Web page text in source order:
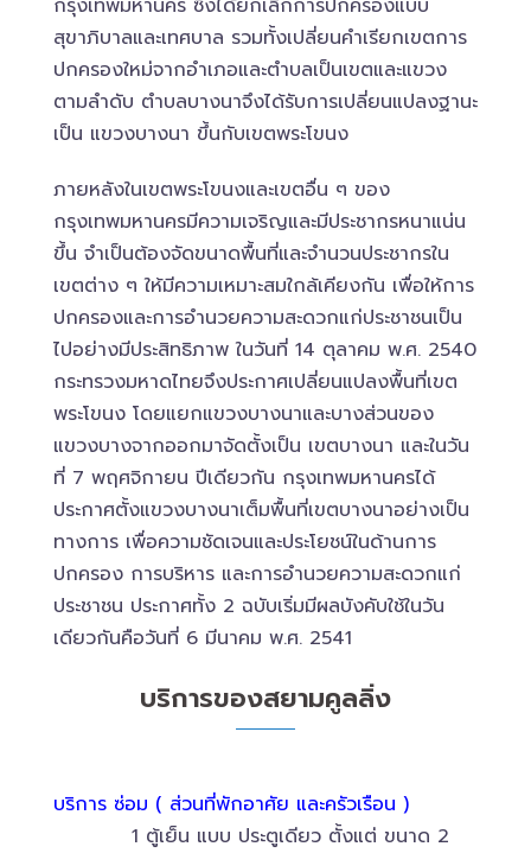
กรุงเทพมหานคร ซึ่งได้ยกเลิกการปกครองแบบ
สุขาภิบาลและเทศบาล รวมทั้งเปลี่ยนคำเรียกเขตการ
ปกครองใหม่จากอำเภอและตำบลเป็นเขตและแขวง
ตามลำดับ ตำบลบางนาจึงได้รับการเปลี่ยนแปลงฐานะ
เป็น แขวงบางนา ขึ้นกับเขตพระโขนง
ภายหลังในเขตพระโขนงและเขตอื่น ๆ ของ
กรุงเทพมหานครมีความเจริญและมีประชากรหนาแน่น
ขึ้น จำเป็นต้องจัดขนาดพื้นที่และจำนวนประชากรใน
เขตต่าง ๆ ให้มีความเหมาะสมใกล้เคียงกัน เพื่อให้การ
ปกครองและการอำนวยความสะดวกแก่ประชาชนเป็น
ไปอย่างมีประสิทธิภาพ ในวันที่ 14 ตุลาคม พ.ศ. 2540
กระทรวงมหาดไทยจึงประกาศเปลี่ยนแปลงพื้นที่เขต
พระโขนง โดยแยกแขวงบางนาและบางส่วนของ
แขวงบางจากออกมาจัดตั้งเป็น เขตบางนา และในวัน
ที่ 7 พฤศจิกายน ปีเดียวกัน กรุงเทพมหานครได้
ประกาศตั้งแขวงบางนาเต็มพื้นที่เขตบางนาอย่างเป็น
ทางการ เพื่อความชัดเจนและประโยชน์ในด้านการ
ปกครอง การบริหาร และการอำนวยความสะดวกแก่
ประชาชน ประกาศทั้ง 2 ฉบับเริ่มมีผลบังคับใช้ในวัน
เดียวกันคือวันที่ 6 มีนาคม พ.ศ. 2541
บริการของสยามคูลลิ่ง
บริการ ซ่อม ( ส่วนที่พักอาศัย และครัวเรือน )
1 ตู้เย็น แบบ ประตูเดียว ตั้งแต่ ขนาด 2